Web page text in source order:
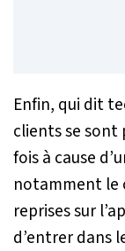
Enfin, qui dit
clients se sont
fois à cause
notamment le
reprises sur
d’entrer dans